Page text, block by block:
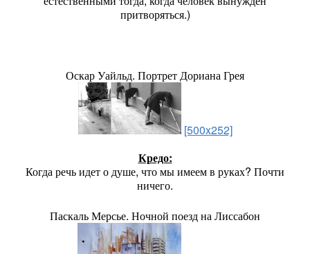
притворяться.)
Оскар Уайльд. Портрет Дориана Грея
[500x252]
Кредо:
Когда речь идет о душе, что мы имеем в руках? Почти
ничего.
Паскаль Мерсье. Ночной поезд на Лиссабон